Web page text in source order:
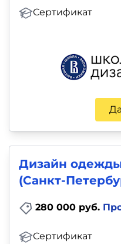
Сертификат
Дизайн
(Санкт-
280 000 руб.
Сертификат